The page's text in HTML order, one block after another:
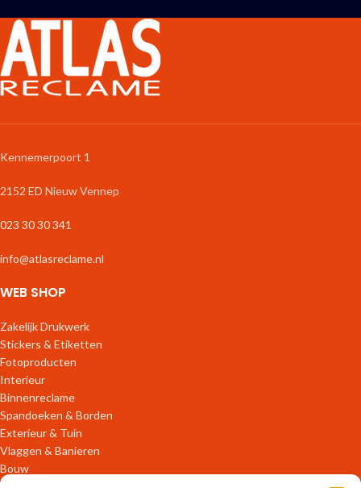
“geen doorgang”
alle varianten zijn mogelijk.
Lichtgewicht, stevig en maatvast
Kennemerpoort 1
2152 ED Nieuw Vennep
023 30 30 341
info@atlasreclame.nl
WEB SHOP
Zakelijk Drukwerk
Stickers & Etiketten
Fotoproducten
Interieur
Binnenreclame
Spandoeken & Borden
Exterieur & Tuin
Vlaggen & Banieren
Bouw